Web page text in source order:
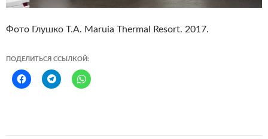
Фото Глушко Т.А. Maruia Thermal Resort. 2017.
ПОДЕЛИТЬСЯ ССЫЛКОЙ: